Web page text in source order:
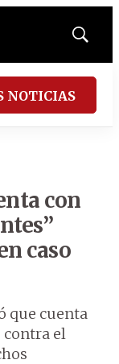
Mostrar
NOTICIAS
con
caso
que cuenta
contra el